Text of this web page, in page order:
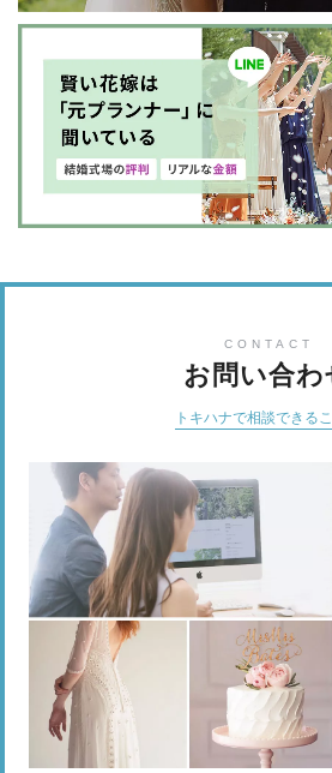
CONTACT
お問い合わ
トキハナで相談できる